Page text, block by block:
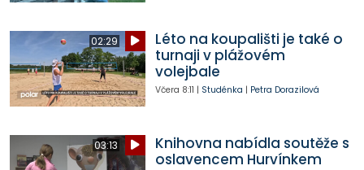
02:29
Léto na koupališti je také o
turnaji v plážovém
volejbale
Včera 8:11 | Studénka | Petra Dorazilová
03:13
Knihovna nabídla soutěže s
oslavencem Hurvínkem